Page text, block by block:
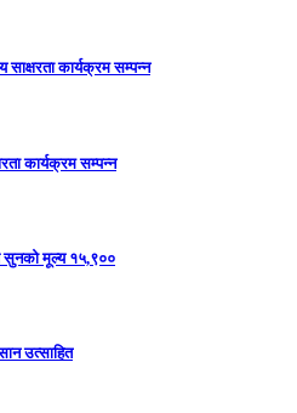
साक्षरता कार्यक्रम सम्पन्न
कार्यक्रम सम्पन्न
सुनको मूल्य १५,९००
उत्साहित